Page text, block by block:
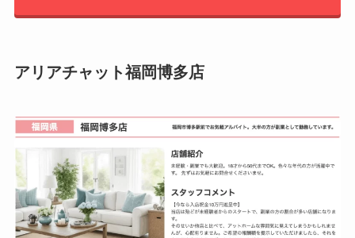
アリアチャット福岡博多店